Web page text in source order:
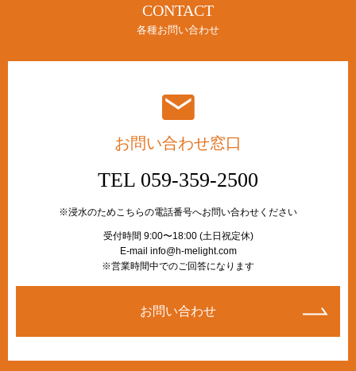
CONTACT
各種お問い合わせ
お問い合わせ窓口
TEL 059-359-2500
※浸水のためこちらの電話番号へお問い合わせください
受付時間 9:00〜18:00 (土日祝定休)
E-mail info@h-melight.com
※営業時間中でのご回答になります
お問い合わせ